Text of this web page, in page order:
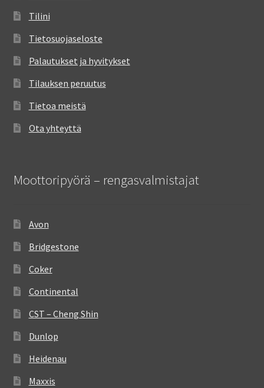
Tilini
Tietosuojaseloste
Palautukset ja hyvitykset
Tilauksen peruutus
Tietoa meistä
Ota yhteyttä
Moottoripyörä – rengasvalmistajat
Avon
Bridgestone
Coker
Continental
CST – Cheng Shin
Dunlop
Heidenau
Maxxis